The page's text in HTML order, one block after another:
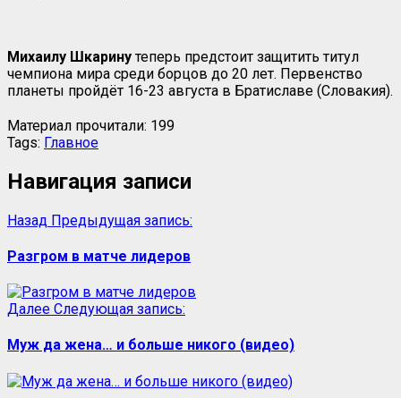
Михаилу Шкарину теперь предстоит защитить титул
чемпиона мира среди борцов до 20 лет. Первенство
планеты пройдёт 16-23 августа в Братиславе (Словакия).
Материал прочитали: 199
Tags: Главное
Навигация записи
Назад Предыдущая запись:
Разгром в матче лидеров
Далее Следующая запись:
Муж да жена… и больше никого (видео)